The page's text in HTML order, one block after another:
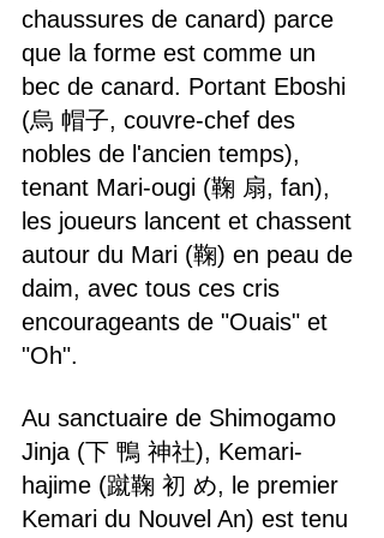
chaussures de canard) parce
que la forme est comme un
bec de canard. Portant Eboshi
(烏 帽子, couvre-chef des
nobles de l'ancien temps),
tenant Mari-ougi (鞠 扇, fan),
les joueurs lancent et chassent
autour du Mari (鞠) en peau de
daim, avec tous ces cris
encourageants de "Ouais" et
"Oh".
Au sanctuaire de Shimogamo
Jinja (下 鴨 神社), Kemari-
hajime (蹴鞠 初 め, le premier
Kemari du Nouvel An) est tenu